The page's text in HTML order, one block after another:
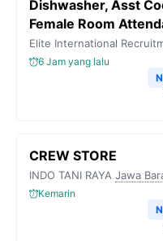
Dishwasher, Asst
Female Room
Elite International
6 Jam yang lalu
CREW STORE
INDO TANI RAYA Jawa
Kemarin